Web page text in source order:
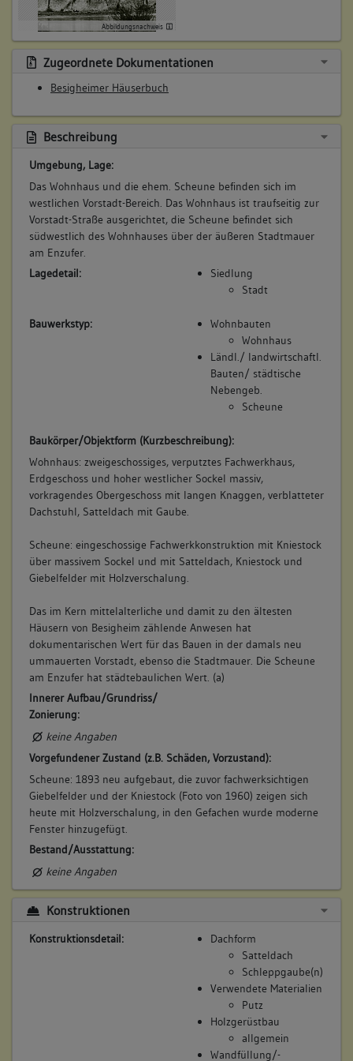
Dachgeschoss(e)
Bemerkung Familie:
Schwiegersohn des Joseph Zoller
Bemerkung Besitz:
erbt 1/2 von der Schwiegermutter
Beschreibung:
Haus, Scheuer
Beruf / Amt / Titel:
Erdgeschoss
Obergeschoss(e)
Dachgeschoss(e)
Untergeschoss(e)
(1754 - 1784)
kauft Haus und 1/2 Scheuer von Schwager Bauer
Beschreibung:
Haus, Scheuer
Beruf / Amt / Titel:
Weingärtner
Erdgeschoss
Obergeschoss(e)
Dachgeschoss(e)
7. Besitzer:in:
(1784)
Bauer, Witwe
Bemerkung Familie:
Bemerkung Besitz:
besitzt 1/2 Scheuer
Beschreibung:
Haus, Scheuer
Beruf / Amt / Titel:
keiner
Betroffene Gebäudeteile:
Erdgeschoss
Obergeschoss(e)
Untergeschoss(e)
Knoll, Adam Friedrich
Abbildungsnachweis
Zugeordnete Dokumentationen
Besigheimer Häuserbuch
Beschreibung
Umgebung, Lage:
Das Wohnhaus und die ehem. Scheune befinden sich im
westlichen Vorstadt-Bereich. Das Wohnhaus ist traufseitig zur
Vorstadt-Straße ausgerichtet, die Scheune befindet sich
südwestlich des Wohnhauses über der äußeren Stadtmauer
am Enzufer.
Lagedetail:
Siedlung
Stadt
Bauwerkstyp:
Wohnbauten
Wohnhaus
Ländl./ landwirtschaftl.
Bauten/ städtische
Nebengeb.
Scheune
Baukörper/Objektform (Kurzbeschreibung):
Wohnhaus: zweigeschossiges, verputztes Fachwerkhaus,
Erdgeschoss und hoher westlicher Sockel massiv,
vorkragendes Obergeschoss mit langen Knaggen, verblatteter
Dachstuhl, Satteldach mit Gaube.
Scheune: eingeschossige Fachwerkkonstruktion mit Kniestock
über massivem Sockel und mit Satteldach, Kniestock und
Giebelfelder mit Holzverschalung.
Das im Kern mittelalterliche und damit zu den ältesten
Häusern von Besigheim zählende Anwesen hat
dokumentarischen Wert für das Bauen in der damals neu
ummauerten Vorstadt, ebenso die Stadtmauer. Die Scheune
am Enzufer hat städtebaulichen Wert. (a)
Innerer Aufbau/Grundriss/
Zonierung:
keine Angaben
Vorgefundener Zustand (z.B. Schäden, Vorzustand):
Scheune: 1893 neu aufgebaut, die zuvor fachwerksichtigen
Giebelfelder und der Kniestock (Foto von 1960) zeigen sich
heute mit Holzverschalung, in den Gefachen wurde moderne
Fenster hinzugefügt.
Bestand/Ausstattung:
keine Angaben
Konstruktionen
Konstruktionsdetail:
Dachform
Satteldach
Schleppgaube(n)
Verwendete Materialien
Putz
Holzgerüstbau
allgemein
Wandfüllung/-